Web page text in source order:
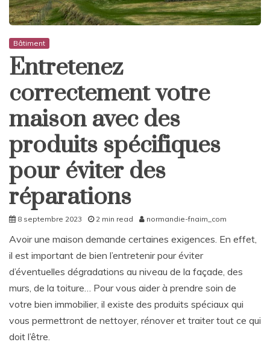
Bâtiment
Entretenez
correctement votre
maison avec des
produits spécifiques
pour éviter des
réparations
8 septembre 2023 2 min read normandie-fnaim_com
Avoir une maison demande certaines exigences. En effet,
il est important de bien l’entretenir pour éviter
d’éventuelles dégradations au niveau de la façade, des
murs, de la toiture… Pour vous aider à prendre soin de
votre bien immobilier, il existe des produits spéciaux qui
vous permettront de nettoyer, rénover et traiter tout ce qui
doit l’être.